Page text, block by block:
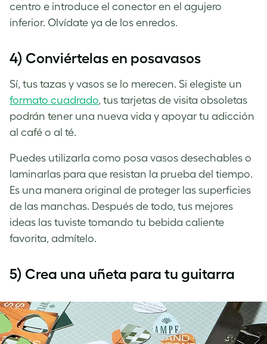
centro e introduce el conector en el agujero
inferior. Olvídate ya de los enredos.
4) Conviértelas en posavasos
Sí, tus tazas y vasos se lo merecen. Si elegiste un
formato cuadrado, tus tarjetas de visita obsoletas
podrán tener una nueva vida y apoyar tu adicción
al café o al té.
Puedes utilizarla como posa vasos desechables o
laminarlas para que resistan la prueba del tiempo.
Es una manera original de proteger las superficies
de las manchas. Después de todo, tus mejores
ideas las tuviste tomando tu bebida caliente
favorita, admítelo.
5) Crea una uñeta para tu guitarra